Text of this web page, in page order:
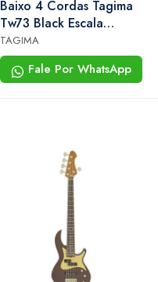
Baixo 4 Cordas Tagima
Tw73 Black Escala
Escura
TAGIMA
Fale Por WhatsApp